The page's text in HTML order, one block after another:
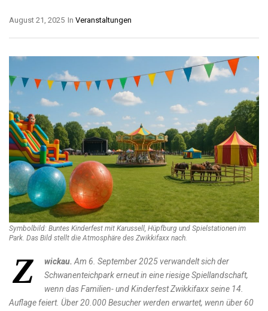
In Veranstaltungen
August 21, 2025
Symbolbild: Buntes Kinderfest mit Karussell, Hüpfburg und Spielstationen im
Park. Das Bild stellt die Atmosphäre des Zwikkifaxx nach.
Z wickau.Am 6. September 2025 verwandelt sich der
Schwanenteichpark erneut in eine riesige Spiellandschaft,
wenn das Familien- und Kinderfest Zwikkifaxx seine 14.
Auflage feiert. Über 20.000 Besucher werden erwartet, wenn über 60